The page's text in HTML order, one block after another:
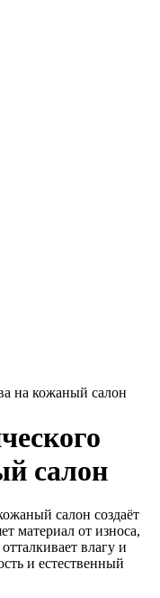
на кожаный салон
салон
салон создаёт
материал от износа,
влагу и
и естественный